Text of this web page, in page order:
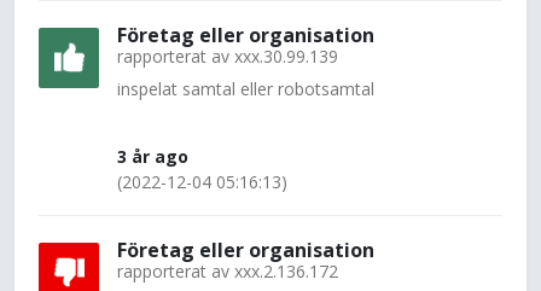
Företag eller organisation
rapporterat av xxx.30.99.139
inspelat samtal eller robotsamtal
3 år ago
(2022-12-04 05:16:13)
Företag eller organisation
rapporterat av xxx.2.136.172